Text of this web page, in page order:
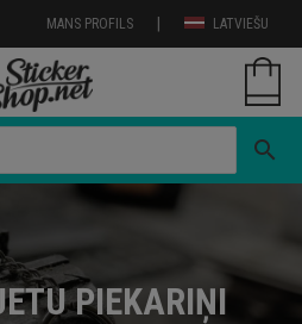
LATVIEŠU
|
MANS PROFILS
search
PIEKARIŅI